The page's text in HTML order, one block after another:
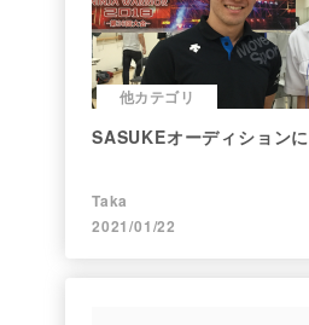
他カテゴリ
SASUKEオーディション
Taka
2021/01/22